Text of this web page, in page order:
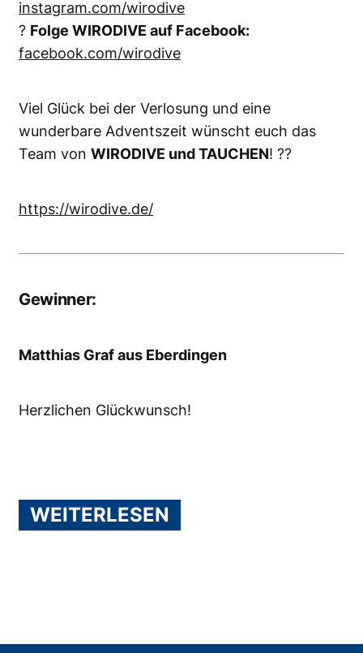
instagram.com/wirodive
? Folge WIRODIVE auf Facebook:
facebook.com/wirodive
Viel Glück bei der Verlosung und eine
wunderbare Adventszeit wünscht euch das
Team von WIRODIVE und TAUCHEN! ??
https://wirodive.de/
Gewinner:
Matthias Graf aus Eberdingen
Herzlichen Glückwunsch!
WEITERLESEN